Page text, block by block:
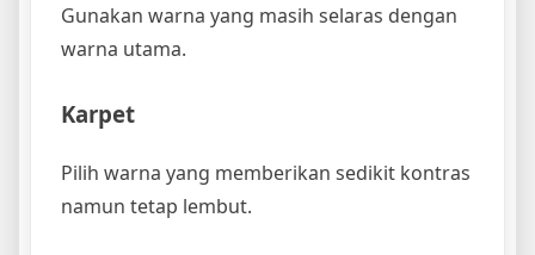
Gunakan warna yang masih selaras dengan
warna utama.
Karpet
Pilih warna yang memberikan sedikit kontras
namun tetap lembut.